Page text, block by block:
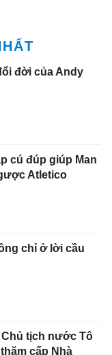
đời của Andy
cú đúp giúp Man
Atletico
chỉ ở lời cầu
tịch nước Tô
cấp Nhà